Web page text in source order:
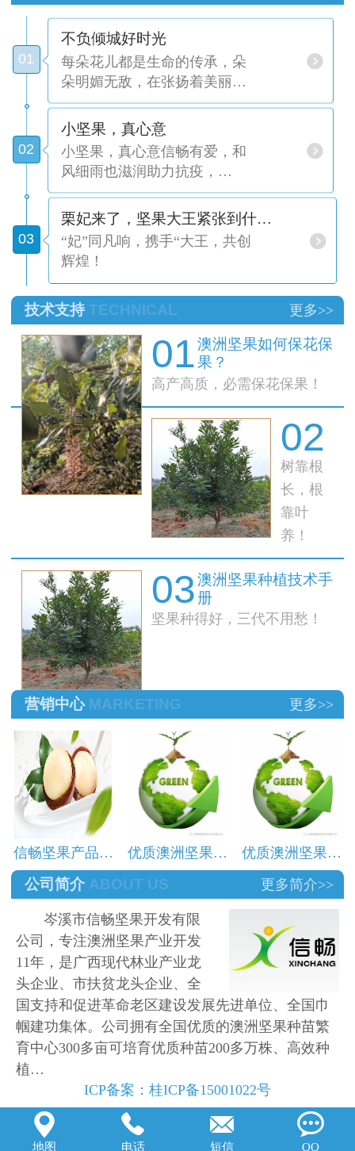
01
不负倾城好时光
每朵花儿都是生命的传承，朵
朵明媚无敌，在张扬着美丽…
02
小坚果，真心意
​小坚果，真心意信畅有爱，和
风细雨也滋润助力抗疫，…
03
栗妃来了，坚果大王紧张到什…
“妃”同凡响，携手“大王，共创
辉煌！
技术支持TECHNICAL 更多>>
01 澳洲坚果如何保花保
果？
高产高质，必需保花保果！
02
果树秋
季管理
技术
树靠根
长，根
靠叶
养！
03 澳洲坚果种植技术手
册
坚果种得好，三代不用愁！
营销中心 MARKETING 更多>>
信畅坚果产品… 优质澳洲坚果… 优质澳洲坚果…
公司简介 ABOUT US 更多简介>>
岑溪市信畅坚果开发有限
公司，专注澳洲坚果产业开发
11年，是广西现代林业产业龙
头企业、市扶贫龙头企业、全
国支持和促进革命老区建设发展先进单位、全国巾
帼建功集体。公司拥有全国优质的澳洲坚果种苗繁
育中心300多亩可培育优质种苗200多万株、高效种
植…
ICP备案： 桂ICP备15001022号

地图

电话

短信

QQ